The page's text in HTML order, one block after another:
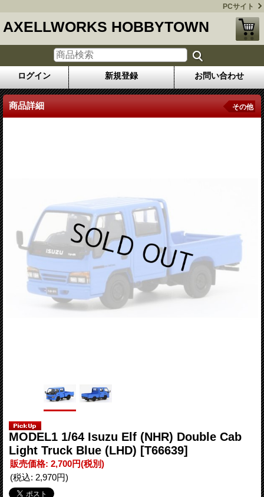
PCサイト
AXELLWORKS HOBBYTOWN
ログイン 新規登録 お問い合わせ
商品詳細 その他
MODEL1 1/64 Isuzu Elf (NHR) Double Cab
Light Truck Blue (LHD) [T66639]
販売価格: 2,700円(税別)
(税込: 2,970円)